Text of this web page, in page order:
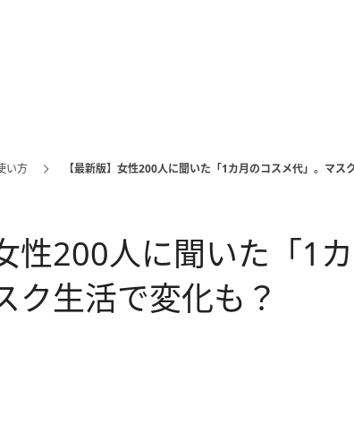
い方 【最新版】女性200人に聞いた「1カ月のコスメ代」。マス
性200人に聞いた「1
ク生活で変化も？